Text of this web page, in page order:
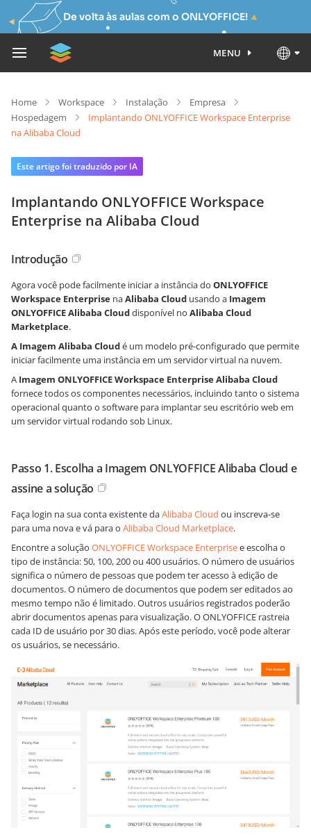
De volta às aulas com o ONLYOFFICE!
MENU
Home Workspace Instalação
Empresa
Hospedagem
Implantando ONLYOFFICE Workspace Enterprise
na Alibaba Cloud
Este artigo foi traduzido por IA
Implantando ONLYOFFICE Workspace
Enterprise na Alibaba Cloud
Introdução
Agora você pode facilmente iniciar a instância do ONLYOFFICE
Workspace Enterprise naAlibaba Cloud usando a Imagem
ONLYOFFICE Alibaba Clouddisponível no Alibaba Cloud
Marketplace.
A Imagem Alibaba Cloudé um modelo pré-configurado que permite
iniciar facilmente uma instância em um servidor virtual na nuvem.
A Imagem ONLYOFFICE Workspace Enterprise Alibaba Cloud
fornece todos os componentes necessários, incluindo tanto o sistema
operacional quanto o software para implantar seu escritório web em
um servidor virtual rodando sob Linux.
Passo 1. Escolha a Imagem ONLYOFFICE Alibaba Cloud e
assine a solução
Faça login na sua conta existente daAlibaba Cloud ou inscreva-se
para uma nova e vá para o Alibaba Cloud Marketplace.
Encontre a solução ONLYOFFICE Workspace Enterprisee escolha o
tipo de instância: 50, 100, 200 ou 400 usuários. O número de usuários
significa o número de pessoas que podem ter acesso à edição de
documentos. O número de documentos que podem ser editados ao
mesmo tempo não é limitado. Outros usuários registrados poderão
abrir documentos apenas para visualização. O ONLYOFFICE rastreia
cada ID de usuário por 30 dias. Após este período, você pode alterar
os usuários, se necessário.